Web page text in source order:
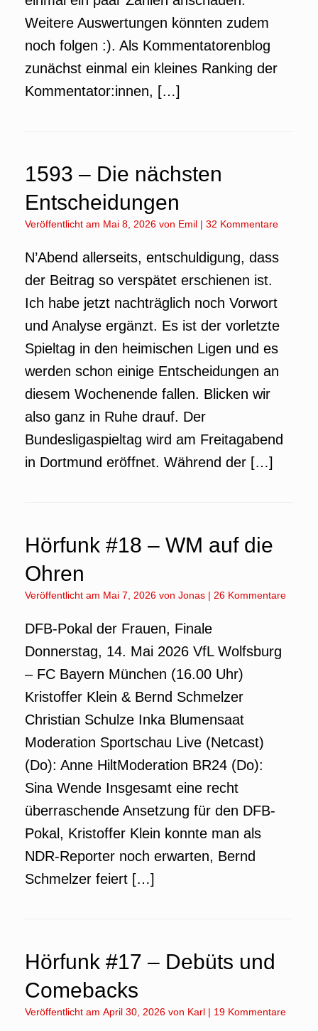
Weitere Auswertungen könnten zudem
noch folgen :). Als Kommentatorenblog
zunächst einmal ein kleines Ranking der
Kommentator:innen, […]
1593 – Die nächsten
Entscheidungen
Veröffentlicht am Mai 8, 2026 von Emil | 32 Kommentare
N’Abend allerseits, entschuldigung, dass
der Beitrag so verspätet erschienen ist.
Ich habe jetzt nachträglich noch Vorwort
und Analyse ergänzt. Es ist der vorletzte
Spieltag in den heimischen Ligen und es
werden schon einige Entscheidungen an
diesem Wochenende fallen. Blicken wir
also ganz in Ruhe drauf. Der
Bundesligaspieltag wird am Freitagabend
in Dortmund eröffnet. Während der […]
Hörfunk #18 – WM auf die
Ohren
Veröffentlicht am Mai 7, 2026 von Jonas | 26 Kommentare
DFB-Pokal der Frauen, Finale
Donnerstag, 14. Mai 2026 VfL Wolfsburg
– FC Bayern München (16.00 Uhr)
Kristoffer Klein & Bernd Schmelzer
Christian Schulze Inka Blumensaat
Moderation Sportschau Live (Netcast)
(Do): Anne HiltModeration BR24 (Do):
Sina Wende Insgesamt eine recht
überraschende Ansetzung für den DFB-
Pokal, Kristoffer Klein konnte man als
NDR-Reporter noch erwarten, Bernd
Schmelzer feiert […]
Hörfunk #17 – Debüts und
Comebacks
Veröffentlicht am April 30, 2026 von Karl | 19 Kommentare